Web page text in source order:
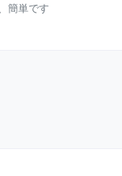
簡単です